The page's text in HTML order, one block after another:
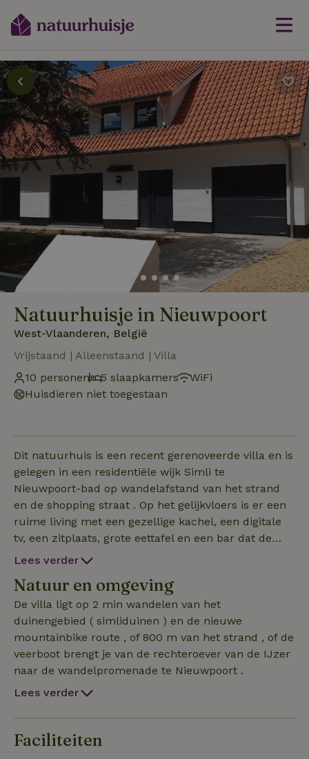
Natuurhuisje in Nieuwpoort
West-Vlaanderen, België
Vrijstaand | Alleenstaand | Villa
10 personen
5 slaapkamers
WiFi
Huisdieren niet toegestaan
Dit natuurhuis is een recent gerenoveerde villa en is
gelegen in een residentiële wijk Simli te
Nieuwpoort-bad op wandelafstand van het strand
en de shopping straat . Op het gelijkvloers is er een
ruime living met een gezellige kachel, een digitale
tv, een zitplaats, grote eettafel en een bar dat de
eetplaats verbind met de keuken die is voorzien van
platen aanwezig om gezellig te tafelen ) , er is ook
nog een badkamer op het gelijkvloers met een
douche, een lavabo en een toilet. Er is beneden ook
een slaapkamer met boxspring voor twee personen .
Er is wifi voorzien over de hele villa. Op de
bovenverdieping is er een zithoek in de hal en 4
ruime slaapkamers , de kamers zijn voorzien van
ruime badkamer met instapdouche en ligbad en
dubbele lavabo. Naast de badkamer is er een apart
Lees verder
Natuur en omgeving
De villa ligt op 2 min wandelen van het
duinengebied ( simliduinen ) en de nieuwe
mountainbike route , of 800 m van het strand , of de
veerboot brengt je van de rechteroever van de IJzer
naar de wandelpromenade te Nieuwpoort .
Lees verder
Faciliteiten